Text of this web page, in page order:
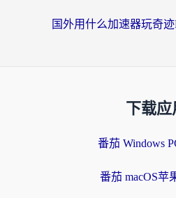
下载应
番茄 Windows
番茄 macOS苹